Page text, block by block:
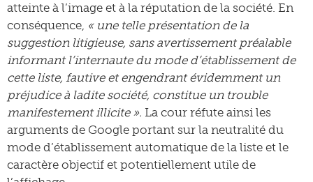
atteinte à l’image et à la réputation de la société. En
conséquence, « une telle présentation de la
suggestion litigieuse, sans avertissement préalable
informant l’internaute du mode d’établissement de
cette liste, fautive et engendrant évidemment un
préjudice à ladite société, constitue un trouble
manifestement illicite ». La cour réfute ainsi les
arguments de Google portant sur la neutralité du
mode d’établissement automatique de la liste et le
caractère objectif et potentiellement utile de